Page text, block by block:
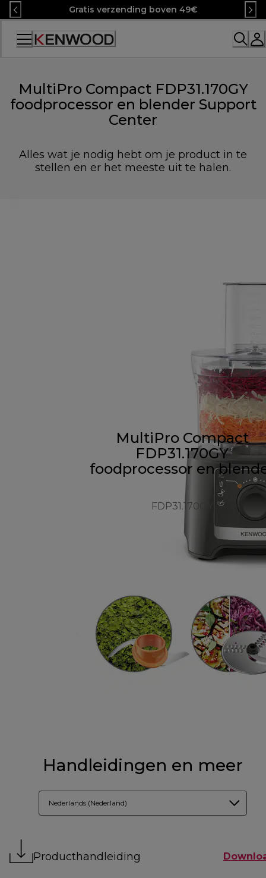
Skip
to
Content
Gratis verzending boven 49€
MultiPro Compact FDP31.170GY
foodprocessor en blender Support
Center
Alles wat je nodig hebt om je product in te
stellen en er het meeste uit te halen.
MultiPro Compact
FDP31.170GY
foodprocessor en
FDP31.170GY
Handleidingen en meer
Nederlands (Nederland)
Producthandleiding